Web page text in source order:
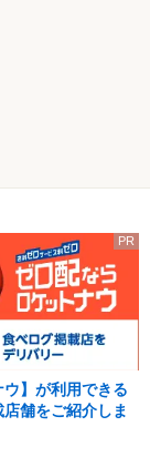
PR
ウ】が利用できる
舗をご紹介しま